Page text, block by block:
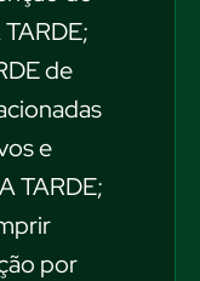
de
e
TARDE;
por